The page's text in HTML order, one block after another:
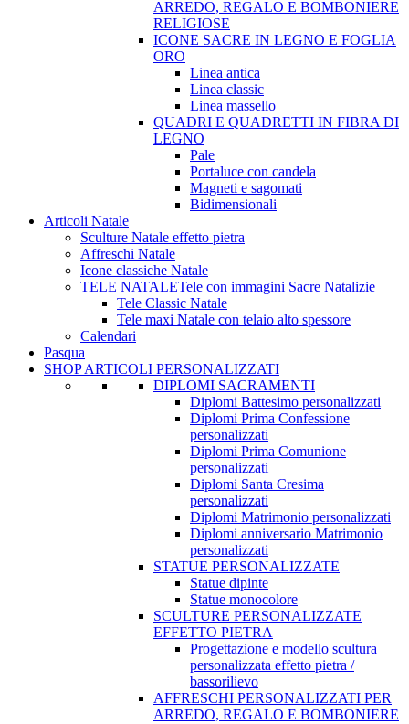
ARREDO, REGALO E BOMBONIERE
RELIGIOSE
ICONE SACRE IN LEGNO E FOGLIA
ORO
Linea antica
Linea classic
Linea massello
QUADRI E QUADRETTI IN FIBRA DI
LEGNO
Pale
Portaluce con candela
Magneti e sagomati
Bidimensionali
Articoli Natale
Sculture Natale effetto pietra
Affreschi Natale
Icone classiche Natale
TELE NATALETele con immagini Sacre Natalizie
Tele Classic Natale
Tele maxi Natale con telaio alto spessore
Calendari
Pasqua
SHOP ARTICOLI PERSONALIZZATI
DIPLOMI SACRAMENTI
Diplomi Battesimo personalizzati
Diplomi Prima Confessione
personalizzati
Diplomi Prima Comunione
personalizzati
Diplomi Santa Cresima
personalizzati
Diplomi Matrimonio personalizzati
Diplomi anniversario Matrimonio
personalizzati
STATUE PERSONALIZZATE
Statue dipinte
Statue monocolore
SCULTURE PERSONALIZZATE
EFFETTO PIETRA
Progettazione e modello scultura
personalizzata effetto pietra /
bassorilievo
AFFRESCHI PERSONALIZZATI PER
ARREDO, REGALO E BOMBONIERE